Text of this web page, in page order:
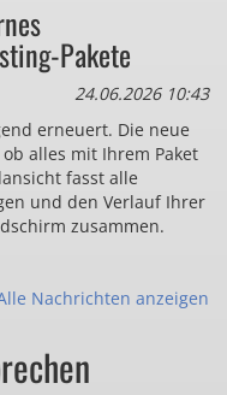
Pakete
24.06.2026 10:43
erneuert. Die neue
alles mit Ihrem Paket
fasst alle
und den Verlauf Ihrer
zusammen.
Nachrichten anzeigen